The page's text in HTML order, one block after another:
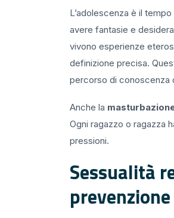
L’adolescenza è il
avere fantasie e
vivono esperienze
definizione precisa.
percorso di conoscenza
Anche la
Ogni ragazzo o ragazza
pressioni.
Sessualità
prevenzione